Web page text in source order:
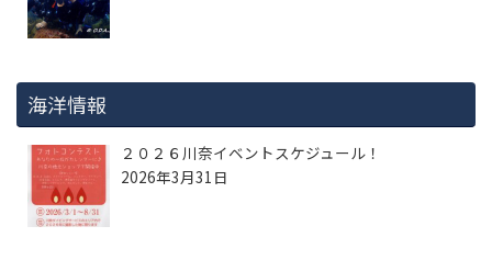
海洋情報
２０２６川奈イベントスケジュール！
2026年3月31日